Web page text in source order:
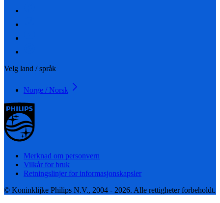
Velg land / språk
Norge / Norsk
Merknad om personvern
Vilkår for bruk
Retningslinjer for informasjonskapsler
© Koninklijke Philips N.V., 2004 - 2026. Alle rettigheter forbeholdt.